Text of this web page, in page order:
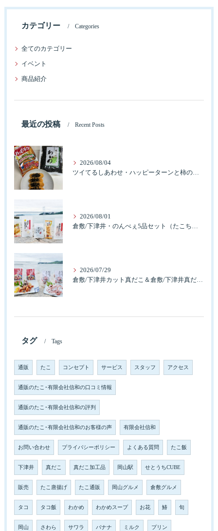
カテゴリー Categories
全てのカテゴリー
イベント
商品紹介
最近の投稿 Recent Posts
2026/08/04
ツイてるしあわせ・ハッピーターンと柿の種とそふとわかめふりかけとタコふりかけ・ハッピーコラボレーション
2026/08/01
倉敷/下津井・のんべぇ5品セット（たこちく、たこ玉、味付のり、串酢だこ、味付けけやわらか真だこチーズ）3歳のお子様も大好きなんですよ。
2026/07/29
倉敷/下津井カット真だこ＆倉敷/下津井真だこ唐揚げ・セット人気です。
タグ Tags
通販 たこ コンセプト サービス スタッフ アクセス
通販のたこ･有限会社信和の口コミ情報
通販のたこ･有限会社信和の評判
通販のたこ･有限会社信和のお客様の声 有限会社信和
お問い合わせ プライバシーポリシー よくある質問 たこ飯
下津井 真だこ 真だこ加工品 岡山駅 せとうちCUBE
販売 たこ唐揚げ たこ通販 岡山グルメ 倉敷グルメ
タコ タコ飯 わかめ わかめスープ お花 鰆 旬
岡山 さわら サワラ バナナ ミルク プリン